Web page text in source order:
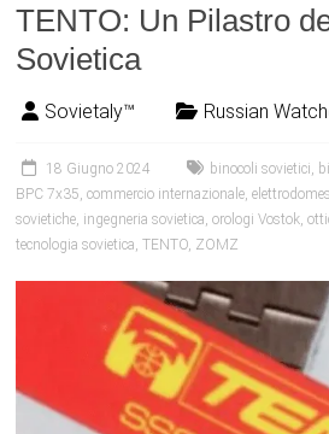
TENTO: Un Pilastro
Sovietica
Sovietaly™ Russian
18 Giugno 2024 binocoli sovietici,
BPC 7x35,commercio internazionale,
sovietiche, ingegneria sovietica,orologi Vostok,
tecnologia sovietica,TENTO, ZOMZ